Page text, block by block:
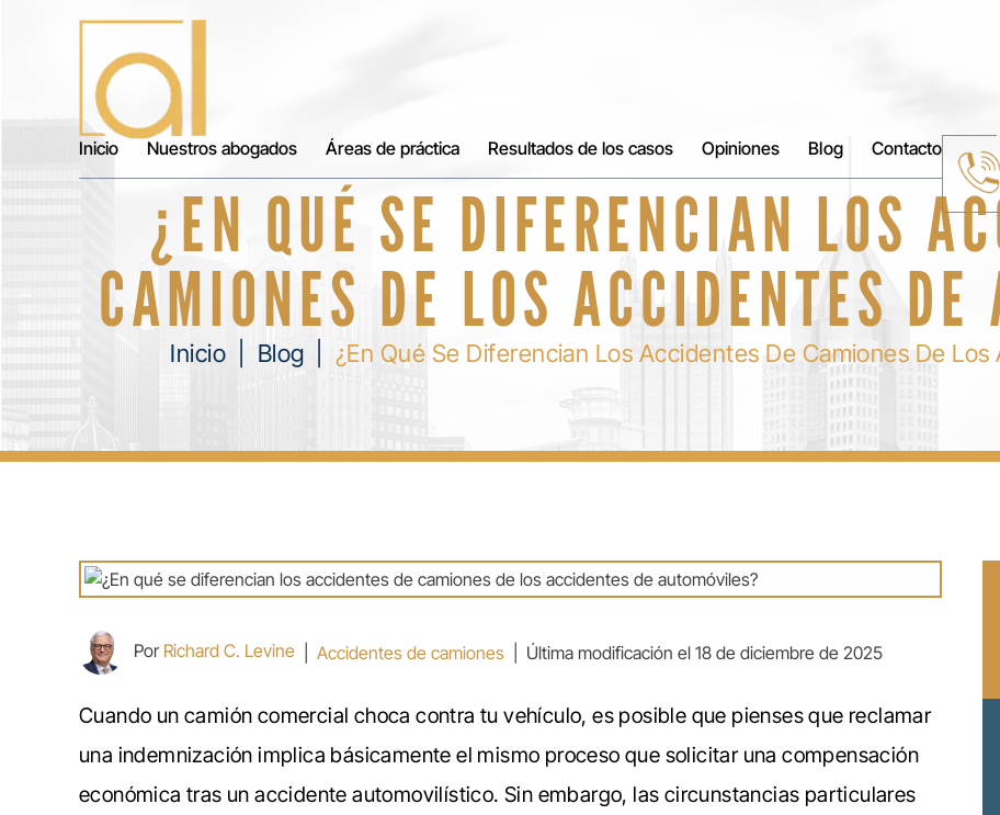
Inicio Nuestros abogados Áreas de práctica Resultados de los casos Opiniones Blog Contacto
¿EN QUÉ SE DIFERENCIAN LOS
CAMIONES DE LOS ACCIDENTES
Inicio Blog ¿En Qué Se Diferencian Los Accidentes De Camiones De
Por Richard C. Levine Accidentes de camiones Última modificación el 18 de diciembre de 2025
Cuando un camión comercial choca contra tu vehículo, es posible que pienses que reclamar
una indemnización implica básicamente el mismo proceso que solicitar una compensación
económica tras un accidente automovilístico. Sin embargo, las circunstancias particulares